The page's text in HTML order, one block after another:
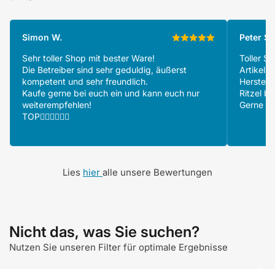
Simon W.
Sehr toller Shop mit bester Ware!
Die Betreiber sind sehr geduldig, äußerst
kompetent und sehr freundlich.
Kaufe gerne bei euch ein und kann euch nur
weiterempfehlen!
TOP👍🏻👍🏻👍🏻
Peter S.
Toller
Artikeln
Ritzel
Gerne
Lies hier alle unsere Bewertungen
Nicht das, was Sie suchen?
Nutzen Sie unseren Filter für optimale Ergebnisse